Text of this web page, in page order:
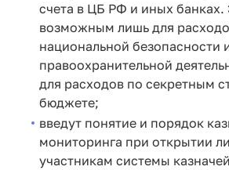
счета в ЦБ РФ и иных банках.
возможным лишь для
национальной безопасности
правоохранительной
для расходов по секретным
бюджете;
введут понятие и порядок
мониторинга при открытии
участникам системы